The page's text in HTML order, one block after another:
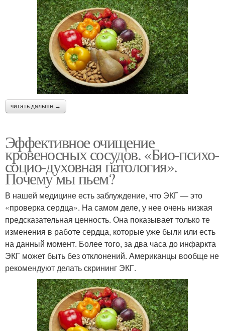
читать дальше →
Эффективное очищение
кровеносных сосудов. «Био-психо-
социо-духовная патология».
Почему мы пьем?
В нашей медицине есть заблуждение, что ЭКГ — это
«проверка сердца». На самом деле, у нее очень низкая
предсказательная ценность. Она показывает только те
изменения в работе сердца, которые уже были или есть
на данный момент. Более того, за два часа до инфаркта
ЭКГ может быть без отклонений. Американцы вообще не
рекомендуют делать скрининг ЭКГ.